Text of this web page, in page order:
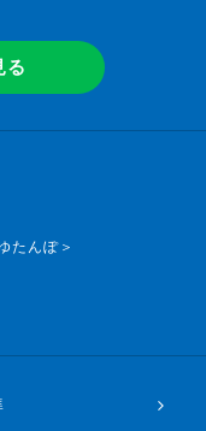
る
たんぽ＞